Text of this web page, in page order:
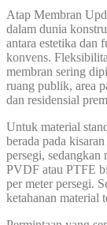
Atap Membran
dalam dunia
antara estetika dan
konvens.
membran sering
ruang publik, area
dan residensial
Untuk material
berada pada
persegi, sedangkan
PVDF atau PTFE
per meter persegi.
ketahanan material